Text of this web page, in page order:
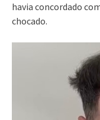
havia concordado
chocado.